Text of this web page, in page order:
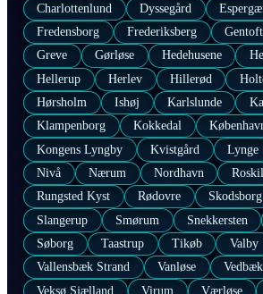
Charlottenlund
Dyssegård
Fredensborg
Frederiksberg
Greve
Gørløse Hedehusene
Hellerup
Herlev Hillerød
Hørsholm
Ishøj Karlslunde
Klampenborg
Kokkedal
Kongens Lyngby
Kvistgård Lynge
Nivå
Nærum Nordhavn
Rungsted Kyst
Rødovre Skodsborg
Slangerup
Smørum Snekkersten
Søborg
Taastrup Tikøb Valby
Vallensbæk Strand
Vanløse
Vedbæk
Veksø Sjælland
Virum Værløse